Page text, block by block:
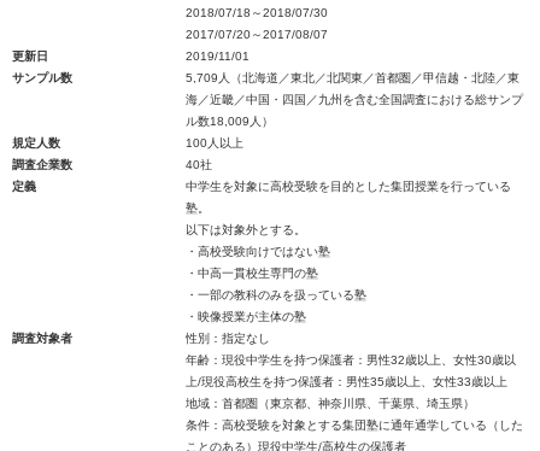
2018/07/18～2018/07/30
2017/07/20～2017/08/07
更新日
2019/11/01
サンプル数
5,709人（北海道／東北／北関東／首都圏／甲信越・北陸／東
海／近畿／中国・四国／九州を含む全国調査における総サンプ
ル数18,009人）
規定人数
100人以上
調査企業数
40社
定義
中学生を対象に高校受験を目的とした集団授業を行っている
塾。
以下は対象外とする。
・高校受験向けではない塾
・中高一貫校生専門の塾
・一部の教科のみを扱っている塾
・映像授業が主体の塾
調査対象者
性別：指定なし
年齢：現役中学生を持つ保護者：男性32歳以上、女性30歳以
上/現役高校生を持つ保護者：男性35歳以上、女性33歳以上
地域：首都圏（東京都、神奈川県、千葉県、埼玉県）
条件：高校受験を対象とする集団塾に通年通学している（した
ことのある）現役中学生/高校生の保護者